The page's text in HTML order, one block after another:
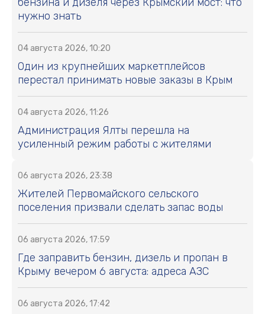
нужно знать
04 августа 2026, 10:20
Один из крупнейших маркетплейсов
перестал принимать новые заказы в Крым
04 августа 2026, 11:26
Администрация Ялты перешла на
усиленный режим работы с жителями
06 августа 2026, 23:38
Жителей Первомайского сельского
поселения призвали сделать запас воды
06 августа 2026, 17:59
Где заправить бензин, дизель и пропан в
Крыму вечером 6 августа: адреса АЗС
06 августа 2026, 17:42